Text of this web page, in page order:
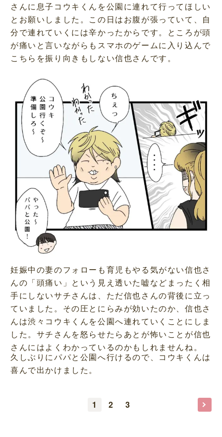
さんに息子コウキくんを公園に連れて行ってほしい
とお願いしました。この日はお腹が張っていて、自
分で連れていくには辛かったからです。ところが頭
が痛いと言いながらもスマホのゲームに入り込んで
こちらを振り向きもしない信也さんです。
妊娠中の妻のフォローも育児もやる気がない信也さ
んの「頭痛い」という見え透いた嘘などまったく相
手にしないサチさんは、ただ信也さんの背後に立っ
ていました。その圧とにらみが効いたのか、信也さ
んは渋々コウキくんを公園へ連れていくことにしま
した。サチさんを怒らせたらあとが怖いことが信也
さんにはよくわかっているのかもしれませんね。
久しぶりにパパと公園へ行けるので、コウキくんは
喜んで出かけました。
1 2 3